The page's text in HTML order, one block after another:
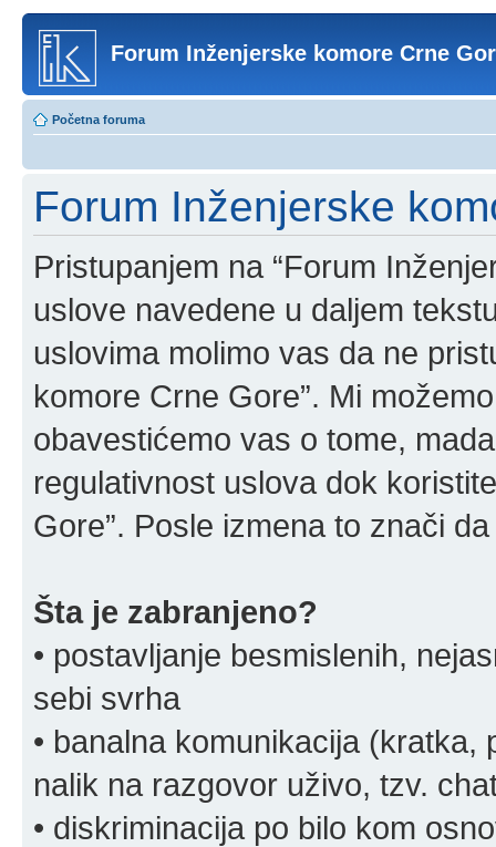
Forum Inženjerske komore Crne
Početna foruma
Forum Inženjerske
Pristupanjem na “Forum
uslove navedene u daljem
uslovima molimo vas da ne
komore Crne Gore”. Mi
obavestićemo vas o tome,
regulativnost uslova dok
Gore”. Posle izmena to znači
Šta je zabranjeno?
• postavljanje besmislenih,
sebi svrha
• banalna komunikacija
nalik na razgovor uživo, tzv.
• diskriminacija po bilo kom